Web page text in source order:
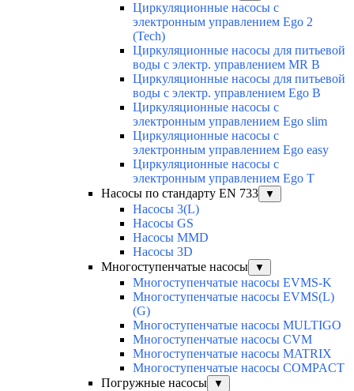
Циркуляционные насосы с
электронным управлением Ego 2
(Tech)
Циркуляционные насосы для питьевой
воды с электр. управлением MR B
Циркуляционные насосы для питьевой
воды с электр. управлением Ego B
Циркуляционные насосы с
электронным управлением Ego slim
Циркуляционные насосы с
электронным управлением Ego easy
Циркуляционные насосы с
электронным управлением Ego T
Насосы по стандарту EN 733
▼
Насосы 3(L)
Насосы GS
Насосы MMD
Насосы 3D
Многоступенчатые насосы
▼
Многоступенчатые насосы EVMS-K
Многоступенчатые насосы EVMS(L)
(G)
Многоступенчатые насосы MULTIGO
Многоступенчатые насосы CVM
Многоступенчатые насосы MATRIX
Многоступенчатые насосы COMPACT
Погружные насосы
▼